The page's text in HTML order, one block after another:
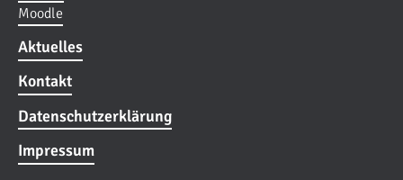
Moodle
Aktuelles
Kontakt
Datenschutzerklärung
Impressum